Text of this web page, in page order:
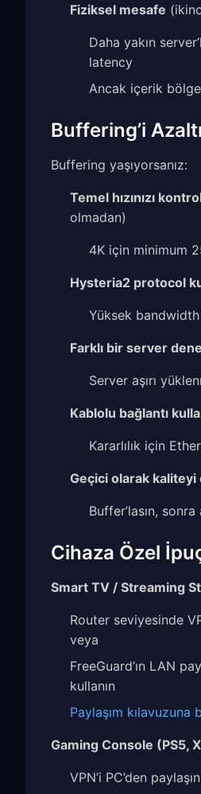
Fiziksel mesafe
Daha yakın
latency
Ancak içerik
Buffering’i
Buffering yaşıyorsanız:
Temel hızınızı
olmadan)
4K için minimum
Hysteria2 protocol
Yüksek
Farklı bir server
Server aşırı
Kablolu bağlantı
Kararlılık için
Geçici olarak kaliteyi
Buffer’lasın, sonra
Cihaza Özel
Smart TV / Streaming
Router seviyesinde
veya
FreeGuard’ın LAN
kullanın
Paylaşım kılavuzuna
Gaming Console (PS5,
VPN’i PC’den paylaşın